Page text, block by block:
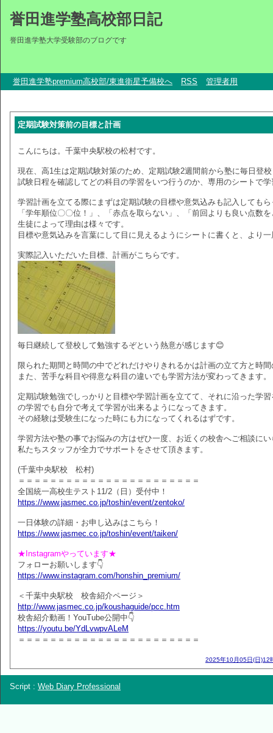
誉田進学塾高校部日記
誉田進学塾大学受験部のブログです
誉田進学塾premium高校部/東進衛星予備校へ RSS 管理者用
定期試験対策前の目標と計画
こんにちは。千葉中央駅校の松村です。
現在、高1生は定期試験対策のため、定期試験2週間前から塾に毎日登
試験日程を確認してどの科目の学習をいつ行うのか、専用のシートで
学習計画を立てる際にまずは定期試験の目標や意気込みも記入しても
「学年順位〇〇位！」、「赤点を取らない」、「前回よりも良い点数
生徒によって理由は様々です。
目標や意気込みを言葉にして目に見えるようにシートに書くと、より
実際記入いただいた目標、計画がこちらです。
毎日継続して登校して勉強するぞという熱意が感じます😊
限られた期間と時間の中でどれだけやりきれるかは計画の立て方と時
また、苦手な科目や得意な科目の違いでも学習方法が変わってきます。
定期試験勉強でしっかりと目標や学習計画を立てて、それに沿った学
の学習でも自分で考えて学習が出来るようになってきます。
その経験は受験生になった時にも力になってくれるはずです。
学習方法や塾の事でお悩みの方はぜひ一度、お近くの校舎へご相談に
私たちスタッフが全力でサポートをさせて頂きます。
(千葉中央駅校 松村)
＝＝＝＝＝＝＝＝＝＝＝＝＝＝＝＝＝＝＝＝＝＝＝
全国統一高校生テスト11/2（日）受付中！
https://www.jasmec.co.jp/toshin/event/zentoko/
一日体験の詳細・お申し込みはこちら！
https://www.jasmec.co.jp/toshin/event/taiken/
★Instagramやっています★
フォローお願いします👇
https://www.instagram.com/honshin_premium/
＜千葉中央駅校 校舎紹介ページ＞
http://www.jasmec.co.jp/koushaguide/pcc.htm
校舎紹介動画！YouTube公開中👇
https://youtu.be/YdLvwpvALeM
＝＝＝＝＝＝＝＝＝＝＝＝＝＝＝＝＝＝＝＝＝＝＝
2025年10月05日(日)12
Script : Web Diary Professional